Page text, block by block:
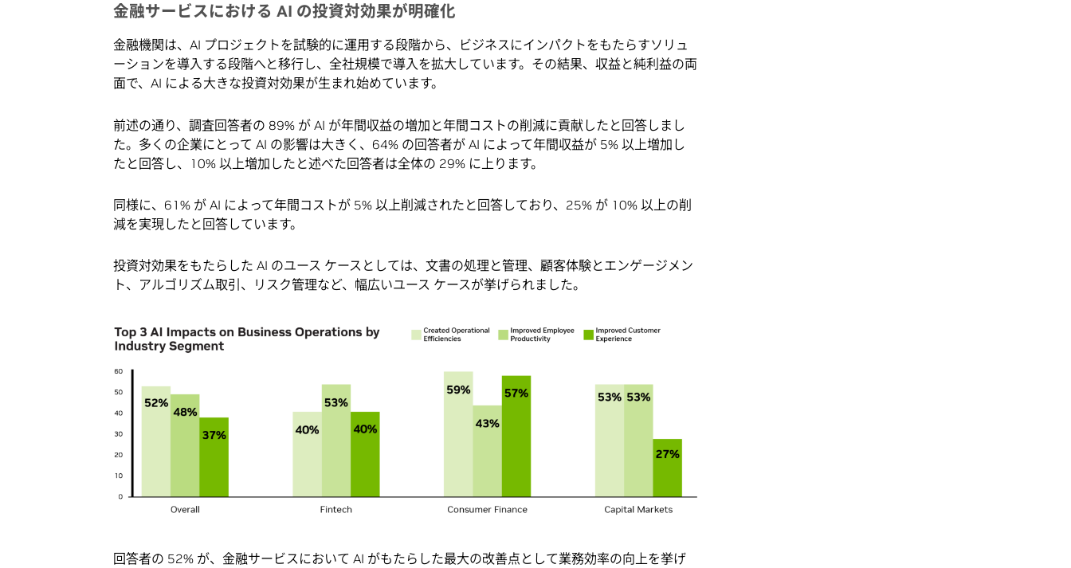
金融サービスにおける AI の投資対効果が明確化
金融機関は、AI プロジェクトを試験的に運用する段階から、ビジネスにインパクトをもたらすソリュ
ーションを導入する段階へと移行し、全社規模で導入を拡大しています。その結果、収益と純利益の両
面で、AI による大きな投資対効果が生まれ始めています。
前述の通り、調査回答者の 89% が AI が年間収益の増加と年間コストの削減に貢献したと回答しまし
た。多くの企業にとって AI の影響は大きく、64% の回答者が AI によって年間収益が 5% 以上増加し
たと回答し、10% 以上増加したと述べた回答者は全体の 29% に上ります。
同様に、61% が AI によって年間コストが 5% 以上削減されたと回答しており、25% が 10% 以上の削
減を実現したと回答しています。
投資対効果をもたらした AI のユース ケースとしては、文書の処理と管理、顧客体験とエンゲージメン
ト、アルゴリズム取引、リスク管理など、幅広いユース ケースが挙げられました。
回答者の 52% が、金融サービスにおいて AI がもたらした最大の改善点として業務効率の向上を挙げ